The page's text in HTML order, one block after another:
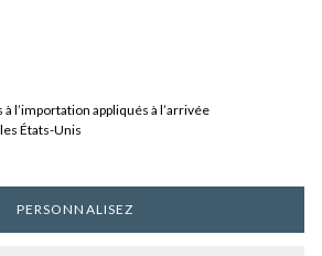
l’importation appliqués à l’arrivée
États-Unis
PERSONNALISEZ